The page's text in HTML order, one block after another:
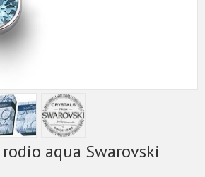
aqua Swarovski